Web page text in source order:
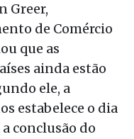
Greer,
de Comércio
que as
ainda estão
ele, a
estabelece o dia
conclusão do